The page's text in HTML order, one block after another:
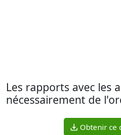
Les rapports avec les
nécessairement de
Obtenir ce